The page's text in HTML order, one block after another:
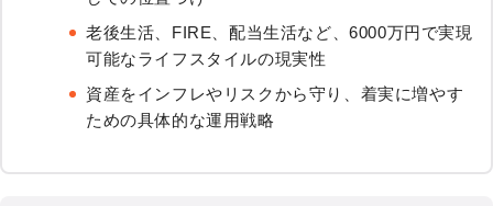
老後生活、FIRE、配当生活など、6000万円で実現
可能なライフスタイルの現実性
資産をインフレやリスクから守り、着実に増やす
ための具体的な運用戦略